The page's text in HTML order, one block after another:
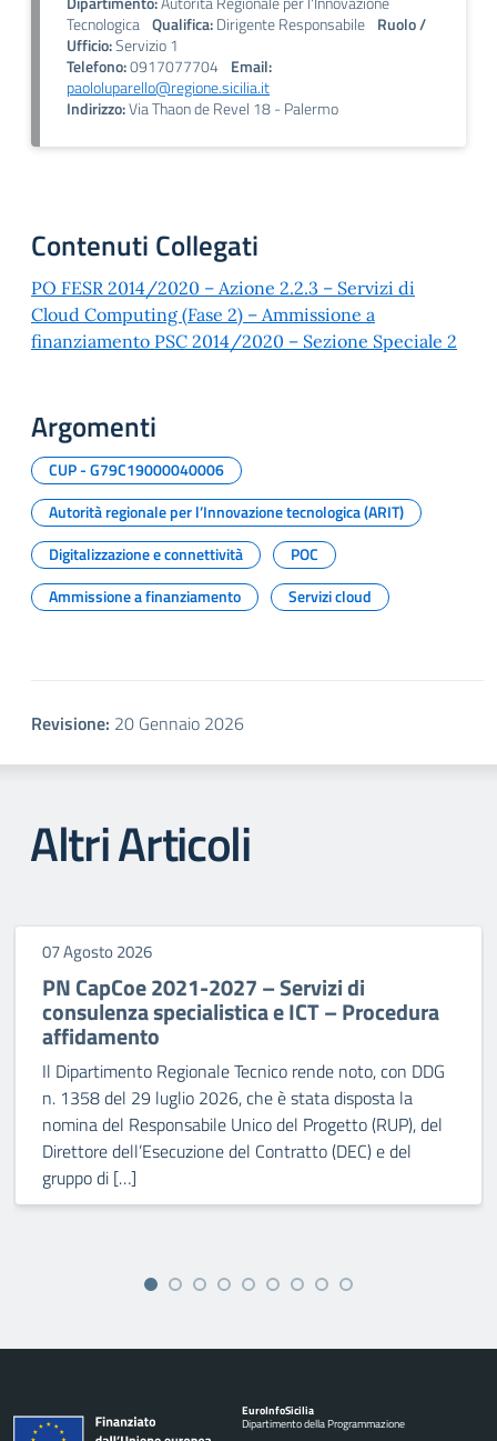
Tecnologica Qualifica:Dirigente Responsabile Ruolo /
Ufficio:Servizio 1
Telefono:0917077704 Email:
paololuparello@regione.sicilia.it
Indirizzo:Via Thaon de Revel 18 - Palermo
Contenuti Collegati
PO FESR 2014/2020 – Azione 2.2.3 – Servizi di
Cloud Computing (Fase 2) – Ammissione a
finanziamento PSC 2014/2020 – Sezione Speciale 2
Argomenti
CUP - G79C19000040006
Autorità regionale per l’Innovazione tecnologica (ARIT)
Digitalizzazione e connettività
POC
Ammissione a finanziamento
Servizi cloud
Revisione: 20 Gennaio 2026
Altri Articoli
07 Agosto 2026
PN CapCoe 2021-2027 – Servizi di
consulenza specialistica e ICT – Procedura
affidamento
Il Dipartimento Regionale Tecnico rende noto, con DDG
n. 1358 del 29 luglio 2026, che è stata disposta la
nomina del Responsabile Unico del Progetto (RUP), del
Direttore dell’Esecuzione del Contratto (DEC) e del
gruppo di […]
EuroInfoSicilia
Dipartimento della Programmazione